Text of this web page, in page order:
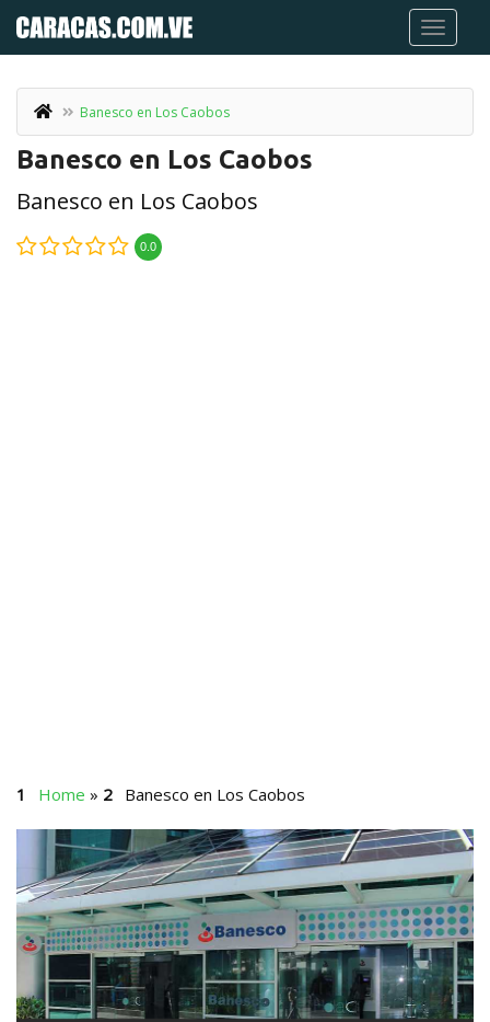
Banesco en Los Caobos
Banesco en Los Caobos
Banesco en Los Caobos
0.0
Home » Banesco en Los Caobos